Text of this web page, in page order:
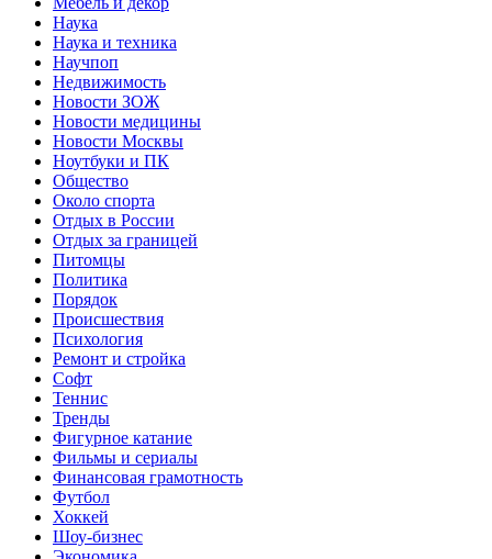
Наука
Наука и техника
Научпоп
Недвижимость
Новости ЗОЖ
Новости медицины
Новости Москвы
Ноутбуки и ПК
Общество
Около спорта
Отдых в России
Отдых за границей
Питомцы
Политика
Порядок
Происшествия
Психология
Ремонт и стройка
Софт
Теннис
Тренды
Фигурное катание
Фильмы и сериалы
Финансовая грамотность
Футбол
Хоккей
Шоу-бизнес